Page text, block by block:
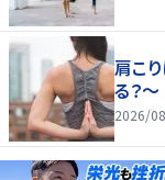
肩こ
る？～
2026/